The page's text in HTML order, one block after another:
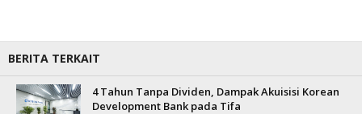
BERITA TERKAIT
4 Tahun Tanpa Dividen, Dampak Akuisisi Korean
Development Bank pada Tifa